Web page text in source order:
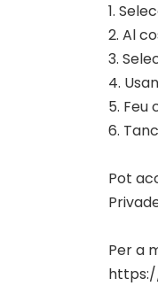
1.
2. Al
3.
4.
5. Feu
6.
Pot
Per a